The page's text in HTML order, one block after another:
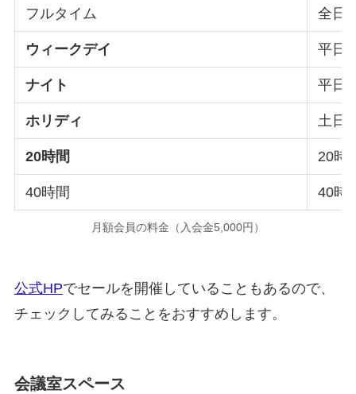
フルタイム 全日
ウィークデイ 平日
ナイト 平日
ホリディ 土日
20時間 20時
40時間 40時
月額会員の料金（入会金5,000円）
公式HPでセールを開催していることもあるので、
チェックしてみることをおすすめします。
会議室スペース